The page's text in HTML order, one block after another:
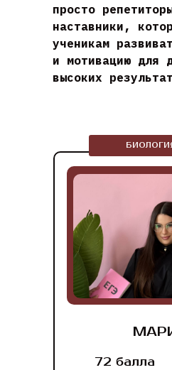
просто
наставники,
ученикам
и мотивацию для
высоких
72 балла